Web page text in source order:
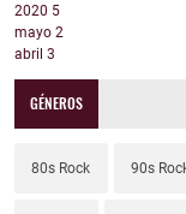
2020 5
mayo 2
abril 3
GÉNEROS
80s Rock 90s